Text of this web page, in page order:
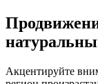
Акцентируйте